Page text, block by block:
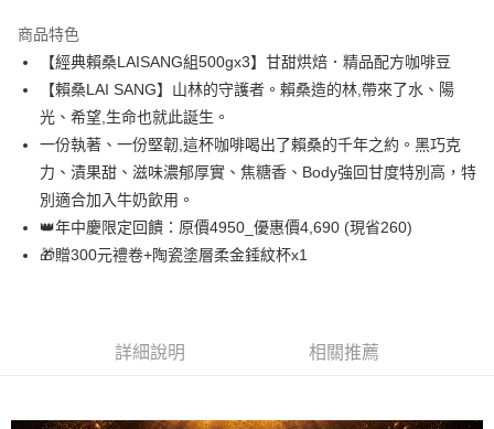
合作金庫商業銀行
華南商業銀行
彰化商業銀行
上海商業儲蓄銀行
台北富邦商業銀行
國泰世華商業銀行
臺灣中小企業銀行
台中商業銀行
匯豐（台灣）商業銀行
華泰商業銀行
聯邦商業銀行
遠東國際商業銀行
元大商業銀行
玉山商業銀行
星展（台灣）商業銀行
台新國際商業銀行
中國信託商業銀行
6 期 0 利率 每期
華南商業銀行
彰化商業銀行
上海商業儲蓄銀行
國泰世華商業銀行
兆豐國際商業銀行
臺灣中小企業銀行
台中商業銀行
匯豐（台灣）商業銀行
聯邦商業銀行
遠東國際商業銀行
元大商業銀行
永豐商業銀行
玉山商業銀行
星展（台灣）商業銀行
超商取貨付款
LINE Pay
Apple Pay
悠遊付
AFTEE先享後付
１．簡單：不需註冊會員、不需綁卡、不需儲值。
商品特色
【經典賴桑LAISANG組500gx3】甘甜烘焙．精品配方咖啡豆
【賴桑LAI SANG】山林的守護者。賴桑造的林,帶來了水、陽
光、希望,生命也就此誕生。
一份執著、一份堅韌,這杯咖啡喝出了賴桑的千年之約。黑巧克
力、漬果甜、滋味濃郁厚實、焦糖香、Body強回甘度特別高，特
別適合加入牛奶飲用。
👑年中慶限定回饋：原價4950_優惠價4,690 (現省260)
🎁贈300元禮卷+陶瓷塗層柔金錘紋杯x1
詳細說明 相關推薦